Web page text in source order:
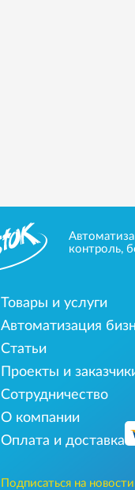
контроль,
Товары и услуги
Автоматизация
Статьи
Проекты и
Сотрудничество
О компании
Оплата и доставка
Подписаться на новости